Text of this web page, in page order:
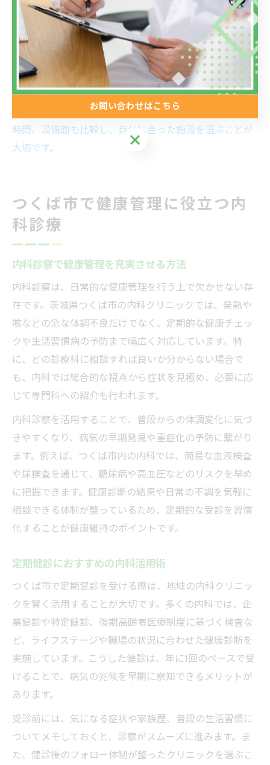
熱や感染症の疑いがある場合は、受付での申告が重要で
す。受付スタッフの指示に従い、必要に応じて別室での
待機や検査を受けることもあります。
また、土曜日や木曜日など診療日・時間帯によっては混
み合うことがあるため、早めの来院や事前確認が安心で
す。つくば市内のクリニック選びでは、アクセスや診療
時間、設備面も比較し、自分に合った施設を選ぶことが
大切です。
つくば市で健康管理に役立つ内
科診療
内科診察で健康管理を充実させる方法
内科診察は、日常的な健康管理を行う上で欠かせない存
在です。茨城県つくば市の内科クリニックでは、発熱や
咳などの急な体調不良だけでなく、定期的な健康チェッ
クや生活習慣病の予防まで幅広く対応しています。特
に、どの診療科に相談すれば良いか分からない場合で
も、内科では総合的な視点から症状を見極め、必要に応
じて専門科への紹介も行われます。
内科診察を活用することで、普段からの体調変化に気づ
きやすくなり、病気の早期発見や重症化の予防に繋がり
ます。例えば、つくば市内の内科では、簡易な血液検査
や尿検査を通じて、糖尿病や高血圧などのリスクを早め
に把握できます。健康診断の結果や日常の不調を気軽に
相談できる体制が整っているため、定期的な受診を習慣
化することが健康維持のポイントです。
定期健診におすすめの内科活用術
つくば市で定期健診を受ける際は、地域の内科クリニッ
クを賢く活用することが大切です。多くの内科では、企
業健診や特定健診、後期高齢者医療制度に基づく検査な
ど、ライフステージや職場の状況に合わせた健康診断を
実施しています。こうした健診は、年に1回のペースで受
けることで、病気の兆候を早期に察知できるメリットが
あります。
受診前には、気になる症状や家族歴、普段の生活習慣に
ついてメモしておくと、診察がスムーズに進みます。ま
た、健診後のフォロー体制が整ったクリニックを選ぶこ
お問い合わせはこちら
お問い合わせはこちら